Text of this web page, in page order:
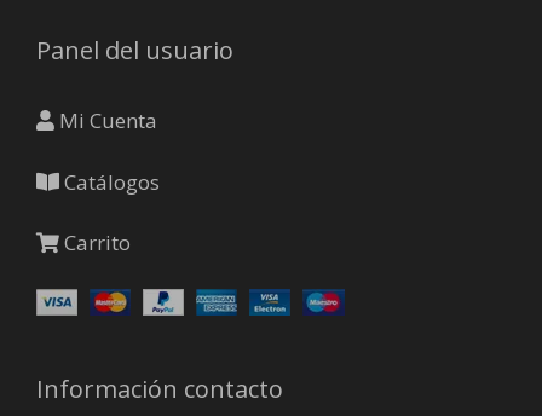
Panel del usuario
Mi Cuenta
Catálogos
Carrito
Información contacto